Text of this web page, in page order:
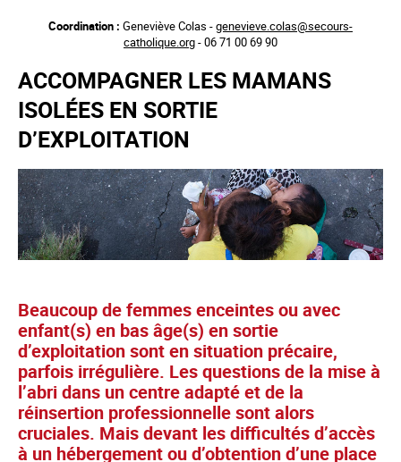
principal
Coordination : Geneviève Colas -genevieve.colas@secours-
catholique.org- 06 71 00 69 90
ACCOMPAGNER LES MAMANS
ISOLÉES EN SORTIE
D’EXPLOITATION
Beaucoup de femmes enceintes ou avec
enfant(s) en bas âge(s) en sortie
d’exploitation sont en situation précaire,
parfois irrégulière. Les questions de la mise à
l’abri dans un centre adapté et de la
réinsertion professionnelle sont alors
cruciales. Mais devant les difficultés d’accès
à un hébergement ou d’obtention d’une place